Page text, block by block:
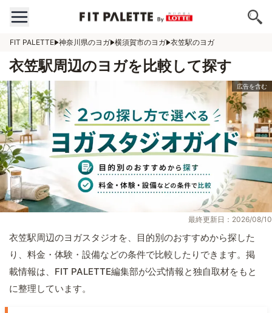
FIT PALETTE 神奈川県のヨガ 横須賀市のヨガ 衣笠駅のヨガ
衣笠駅周辺のヨガを比較して探す
最終更新日：2026/08/10
衣笠駅周辺のヨガスタジオを、目的別のおすすめから探した
り、料金・体験・設備などの条件で比較したりできます。掲
載情報は、FIT PALETTE編集部が公式情報と独自取材をもと
に整理しています。